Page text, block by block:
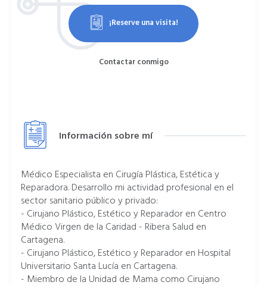
¡Reserve una visita!
Contactar conmigo
Información sobre mí
Médico Especialista en Cirugía Plástica, Estética y
Reparadora. Desarrollo mi actividad profesional en el
sector sanitario público y privado:
- Cirujano Plástico, Estético y Reparador en Centro
Médico Virgen de la Caridad - Ribera Salud en
Cartagena.
- Cirujano Plástico, Estético y Reparador en Hospital
Universitario Santa Lucía en Cartagena.
- Miembro de la Unidad de Mama como Cirujano